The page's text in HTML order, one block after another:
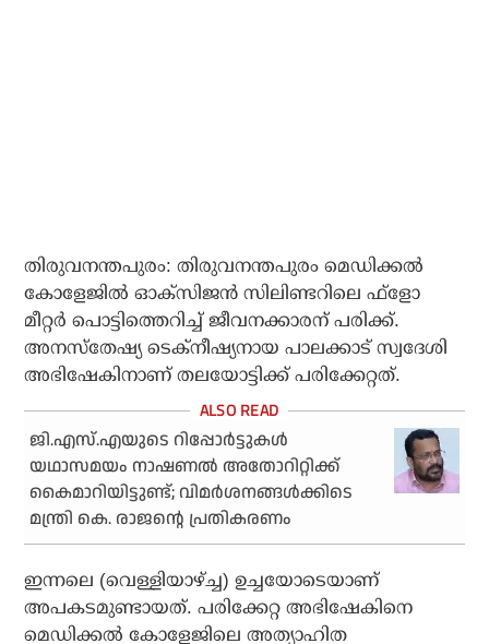
തിരുവനന്തപുരം: തിരുവനന്തപുരം മെഡിക്കല്‍
കോളേജില്‍ ഓക്‌സിജന്‍ സിലിണ്ടറിലെ ഫ്‌ളോ
മീറ്റര്‍ പൊട്ടിത്തെറിച്ച് ജീവനക്കാരന് പരിക്ക്.
അനസ്‌തേഷ്യ ടെക്‌നീഷ്യനായ പാലക്കാട് സ്വദേശി
അഭിഷേകിനാണ് തലയോട്ടിക്ക് പരിക്കേറ്റത്.
ജി.എസ്.എയുടെ റിപ്പോര്‍ട്ടുകള്‍
യഥാസമയം നാഷണല്‍ അതോറിറ്റിക്ക്
കൈമാറിയിട്ടുണ്ട്; വിമര്‍ശനങ്ങള്‍ക്കിടെ
മന്ത്രി കെ. രാജന്റെ പ്രതികരണം
ഇന്നലെ (വെള്ളിയാഴ്ച്ച) ഉച്ചയോടെയാണ്
അപകടമുണ്ടായത്. പരിക്കേറ്റ അഭിഷേകിനെ
മെഡിക്കല്‍ കോളേജിലെ അത്യാഹിത